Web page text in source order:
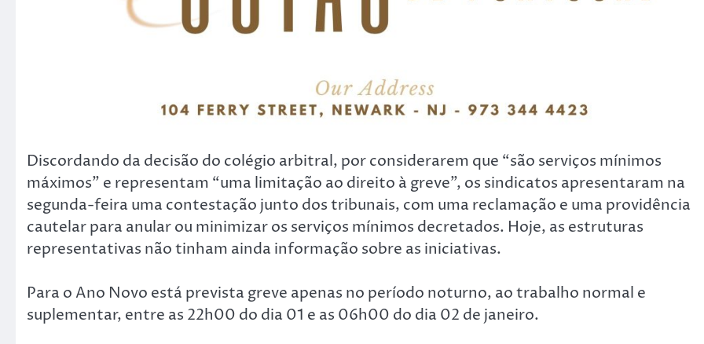
Discordando da decisão do colégio arbitral, por considerarem que “são serviços mínimos
máximos” e representam “uma limitação ao direito à greve”, os sindicatos apresentaram na
segunda-feira uma contestação junto dos tribunais, com uma reclamação e uma providência
cautelar para anular ou minimizar os serviços mínimos decretados. Hoje, as estruturas
representativas não tinham ainda informação sobre as iniciativas.
Para o Ano Novo está prevista greve apenas no período noturno, ao trabalho normal e
suplementar, entre as 22h00 do dia 01 e as 06h00 do dia 02 de janeiro.